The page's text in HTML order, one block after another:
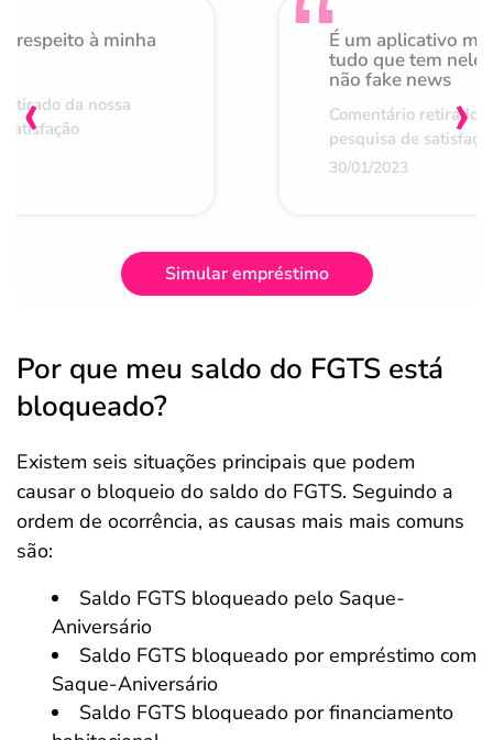
respeito à minha
da nossa
É um aplicativo
tudo que tem nele
não fake news
Comentário retirado
pesquisa de
30/01/2023
‹ ›
Simular empréstimo
Por que meu saldo do FGTS está
bloqueado?
Existem seis situações principais que podem
causar o bloqueio do saldo do FGTS. Seguindo a
ordem de ocorrência, as causas mais mais comuns
são:
Saldo FGTS bloqueado pelo Saque-
Aniversário
Saldo FGTS bloqueado por empréstimo com
Saque-Aniversário
Saldo FGTS bloqueado por financiamento